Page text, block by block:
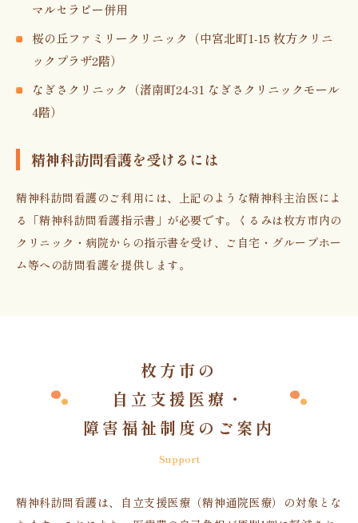
マルセラピー併用
桜の丘ファミリークリニック（中宮北町1-15 枚方クリニ
ックプラザ2階）
なぎさクリニック（渚南町24-31 なぎさクリニックモール
4階）
精神科訪問看護を受けるには
精神科訪問看護のご利用には、上記のような精神科主治医によ
る「精神科訪問看護指示書」が必要です。くるみは枚方市内の
クリニック・病院からの指示書を受け、ご自宅・グループホー
ム等への訪問看護を提供します。
枚方市の
自立支援医療・
障害福祉制度のご案内
Support
精神科訪問看護は、自立支援医療（精神通院医療）の対象とな